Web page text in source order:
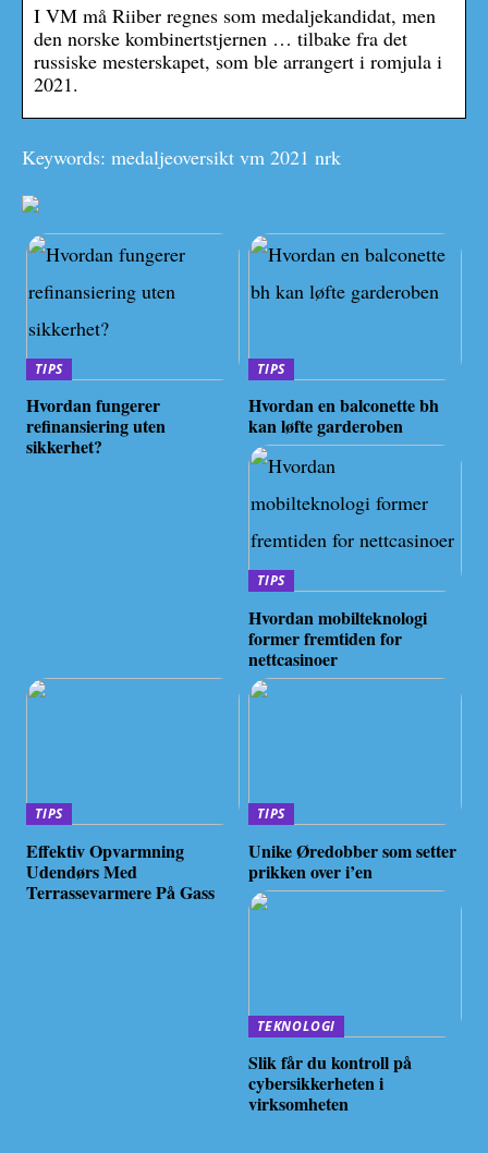
I VM må Riiber regnes som medaljekandidat, men
den norske kombinertstjernen … tilbake fra det
russiske mesterskapet, som ble arrangert i romjula i
2021.
Keywords: medaljeoversikt vm 2021 nrk
TIPS
Hvordan fungerer
refinansiering uten
sikkerhet?
TIPS
Hvordan en balconette bh
kan løfte garderoben
TIPS
Hvordan mobilteknologi
former fremtiden for
nettcasinoer
TIPS
Effektiv Opvarmning
Udendørs Med
Terrassevarmere På Gass
TIPS
Unike Øredobber som setter
prikken over i’en
TEKNOLOGI
Slik får du kontroll på
cybersikkerheten i
virksomheten